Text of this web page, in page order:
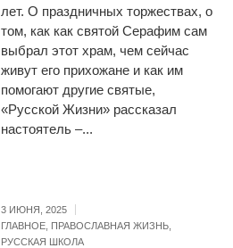
лет. О праздничных торжествах, о
том, как как святой Серафим сам
выбрал этот храм, чем сейчас
живут его прихожане и как им
помогают другие святые,
«Русской Жизни» рассказал
настоятель –...
3 ИЮНЯ, 2025
ГЛАВНОЕ ПРАВОСЛАВНАЯ ЖИЗНЬ
РУССКАЯ ШКОЛА